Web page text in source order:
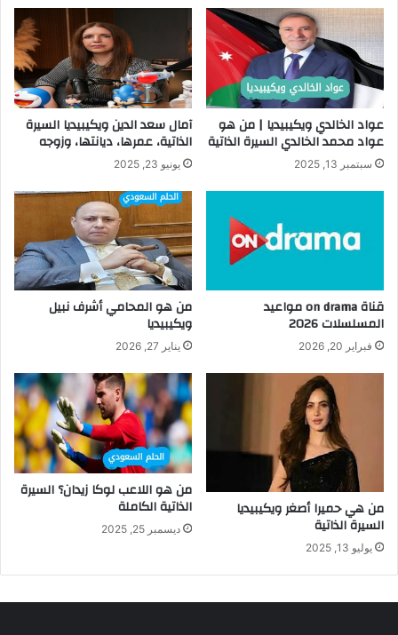
عواد الخالدي ويكيبيديا | من هو
عواد محمد الخالدي السيرة الذاتية
سبتمبر 13, 2025
آمال سعد الدين ويكيبيديا السيرة
الذاتية، عمرها، ديانتها، وزوجه
يونيو 23, 2025
قناة on drama مواعيد
المسلسلات 2026
فبراير 20, 2026
من هو المحامي أشرف نبيل
ويكيبيديا
يناير 27, 2026
من هي حميرا أصغر ويكيبيديا
السيرة الذاتية
يوليو 13, 2025
من هو اللاعب لوكا زيدان؟ السيرة
الذاتية الكاملة
ديسمبر 25, 2025